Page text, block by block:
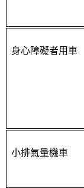
身心障礙者用車
小排氣量機車